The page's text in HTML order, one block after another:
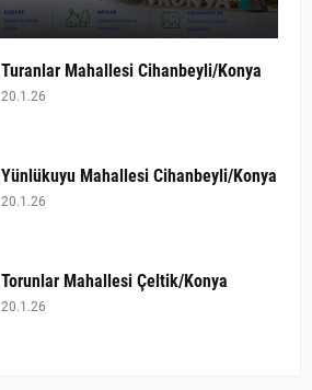
Turanlar Mahallesi Cihanbeyli/Konya
20.1.26
Yünlükuyu Mahallesi Cihanbeyli/Konya
20.1.26
Torunlar Mahallesi Çeltik/Konya
20.1.26